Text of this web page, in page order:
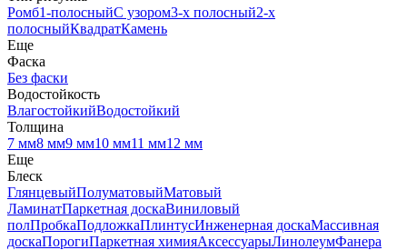
Ромб1-полосныйС узором3-х полосный2-х
полосныйКвадратКамень
Еще
Фаска
Без фаски
Водостойкость
ВлагостойкийВодостойкий
Толщина
7 мм8 мм9 мм10 мм11 мм12 мм
Еще
Блеск
ГлянцевыйПолуматовыйМатовый
ЛаминатПаркетная доскаВиниловый
полПробкаПодложкаПлинтусИнженерная доскаМассивная
доскаПорогиПаркетная химияАксессуарыЛинолеумФанера